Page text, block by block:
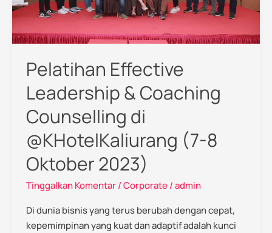
Pelatihan Effective
Leadership & Coaching
Counselling di
@KHotelKaliurang (7-8
Oktober 2023)
Tinggalkan Komentar /Corporate/admin
Di dunia bisnis yang terus berubah dengan cepat,
kepemimpinan yang kuat dan adaptif adalah kunci
di
@KHotelKaliurang
(7-
Oktober
2023)